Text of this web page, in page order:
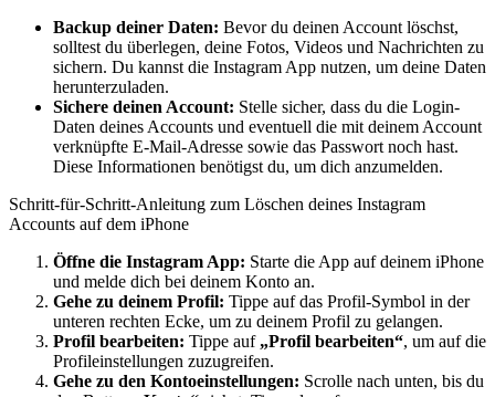
Backup deiner Daten: Bevor du deinen Account löschst,
solltest du überlegen, deine Fotos, Videos und Nachrichten zu
sichern. Du kannst die Instagram App nutzen, um deine Daten
herunterzuladen.
Sichere deinen Account: Stelle sicher, dass du die Login-
Daten deines Accounts und eventuell die mit deinem Account
verknüpfte E-Mail-Adresse sowie das Passwort noch hast.
Diese Informationen benötigst du, um dich anzumelden.
Schritt-für-Schritt-Anleitung zum Löschen deines Instagram
Accounts auf dem iPhone
Öffne die Instagram App: Starte die App auf deinem iPhone
und melde dich bei deinem Konto an.
Gehe zu deinem Profil: Tippe auf das Profil-Symbol in der
unteren rechten Ecke, um zu deinem Profil zu gelangen.
Profil bearbeiten: Tippe auf „Profil bearbeiten“, um auf die
Profileinstellungen zuzugreifen.
Gehe zu den Kontoeinstellungen: Scrolle nach unten, bis du